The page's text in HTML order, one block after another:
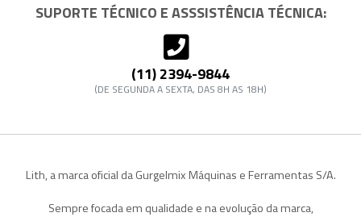
SUPORTE TÉCNICO E ASSSISTÊNCIA TÉCNICA:
(11) 2394-9844
(DE SEGUNDA A SEXTA, DAS 8H AS 18H)
Lith, a marca oficial da Gurgelmix Máquinas e Ferramentas S/A.
Sempre focada em qualidade e na evolução da marca,